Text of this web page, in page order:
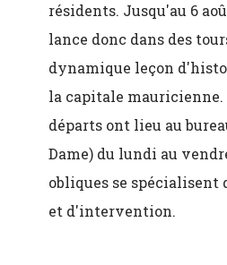
résidents. Jusqu'au 6
lance donc dans des
dynamique leçon
la capitale mauricienne.
départs ont lieu au
Dame) du lundi au
obliques se
et d'intervention.